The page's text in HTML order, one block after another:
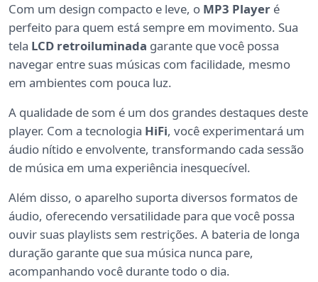
Com um design compacto e leve, o MP3 Player é
perfeito para quem está sempre em movimento. Sua
tela LCD retroiluminada garante que você possa
navegar entre suas músicas com facilidade, mesmo
em ambientes com pouca luz.
A qualidade de som é um dos grandes destaques deste
player. Com a tecnologia HiFi, você experimentará um
áudio nítido e envolvente, transformando cada sessão
de música em uma experiência inesquecível.
Além disso, o aparelho suporta diversos formatos de
áudio, oferecendo versatilidade para que você possa
ouvir suas playlists sem restrições. A bateria de longa
duração garante que sua música nunca pare,
acompanhando você durante todo o dia.